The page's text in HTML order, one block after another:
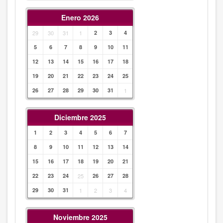
Enero 2026
29 30 31 1 2 3
4
5
6 7 8 9 10
11
12
13 14 15 16 17
18
19
20 21 22 23 24
25
26
27 28 29 30 31 1
Diciembre 2025
1 2 3 4 5 6
7
8
9 10 11 12 13
14
15
16 17 18 19 20
21
22
23 24 25 26 27
28
29
30 31 1 2 3 4
Noviembre 2025